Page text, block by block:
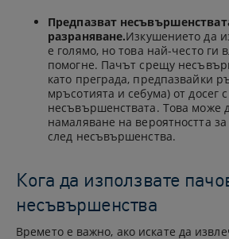
Предпазват
разраняване.Изкушението да
е голямо, но това най-често ги
помогне. Пачът срещу
като преграда, предпазвайки
мръсотията и себума) от досег с
несъвършенствата. Това може
намаляване на вероятността
след несъвършенства.
Кога да използвате
несъвършенства
Времето е важно, ако искате да